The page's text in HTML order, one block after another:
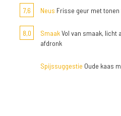
7,6 Neus Frisse geur met
8,0 SmaakVol van smaak, licht
afdronk
Spijssuggestie Oude kaas